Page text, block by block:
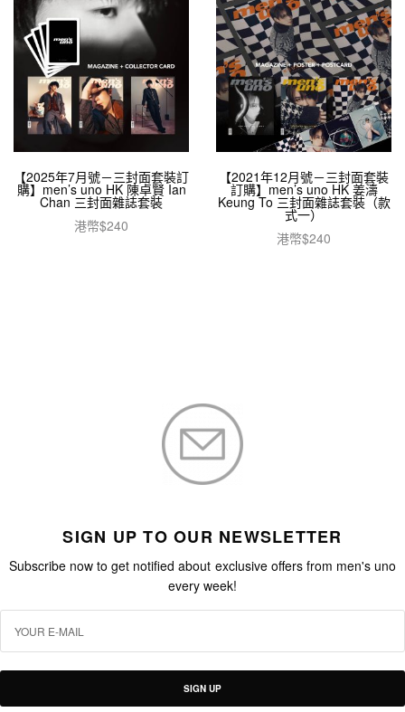
【2025年7月號－三封面套裝訂
購】men’s uno HK 陳卓賢 Ian
Chan 三封面雜誌套裝
港幣$240
【2021年12月號－三封面套裝
訂購】men’s uno HK 姜濤
Keung To 三封面雜誌套裝（款
式一）
港幣$240
SIGN UP TO OUR NEWSLETTER
Subscribe now to get notified about exclusive offers from men's uno
every week!
SIGN UP